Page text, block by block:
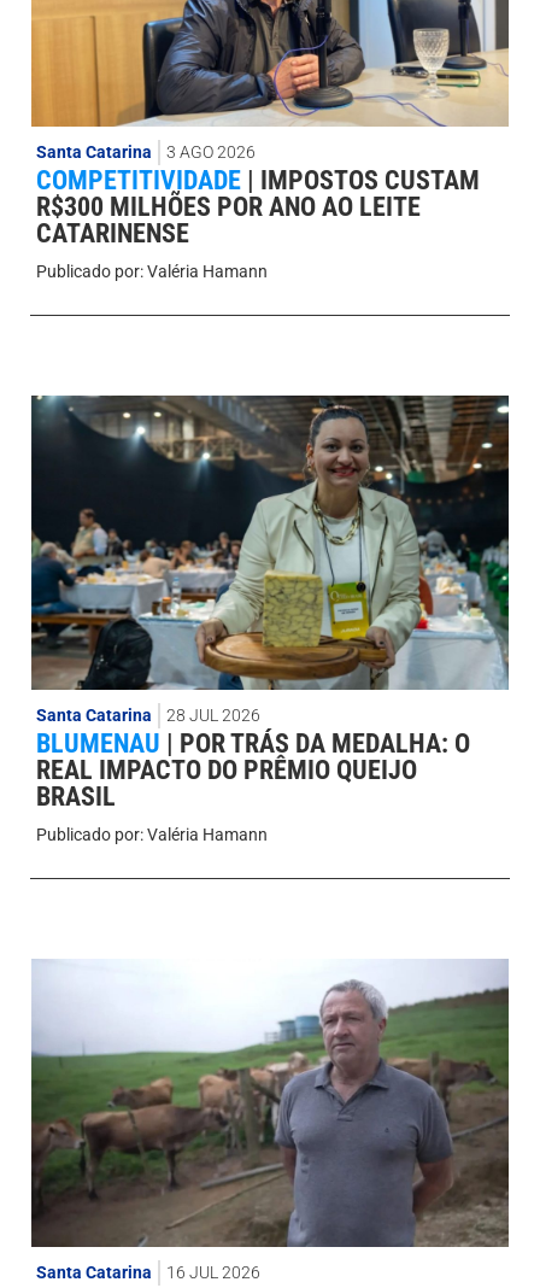
Santa Catarina 3 AGO 2026
COMPETITIVIDADE | IMPOSTOS CUSTAM
R$300 MILHÕES POR ANO AO LEITE
CATARINENSE
Publicado por:Valéria Hamann
Santa Catarina 28 JUL 2026
BLUMENAU | POR TRÁS DA MEDALHA: O
REAL IMPACTO DO PRÊMIO QUEIJO
BRASIL
Publicado por:Valéria Hamann
Santa Catarina 16 JUL 2026